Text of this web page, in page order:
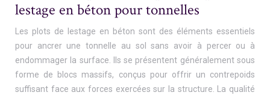
lestage en béton pour tonnelles
Les plots de lestage en béton sont des éléments essentiels
pour ancrer une tonnelle au sol sans avoir à percer ou à
endommager la surface. Ils se présentent généralement sous
forme de blocs massifs, conçus pour offrir un contrepoids
suffisant face aux forces exercées sur la structure. La qualité